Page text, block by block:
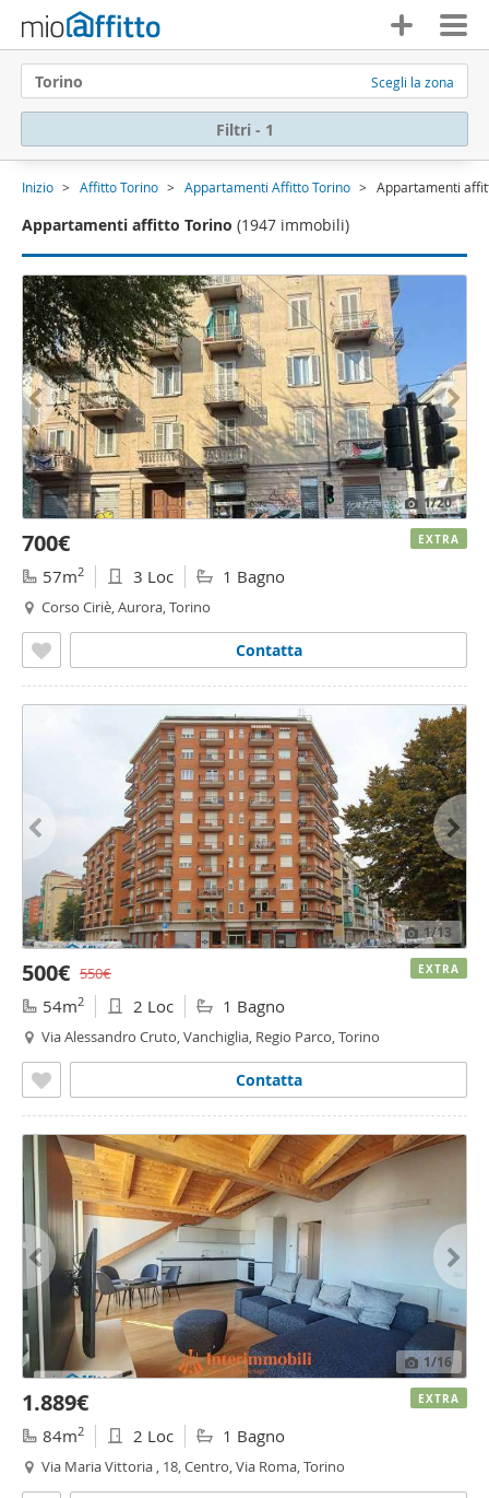
Torino Scegli la zona
Filtri - 1
Inizio Affitto Torino Appartamenti Affitto Torino Appartamenti
Appartamenti affitto Torino (1947 immobili)
1/20
700€
57m2 3 Loc 1 Bagno
Corso Ciriè, Aurora, Torino
Contatta
EXTRA
1/13
500€ 550€
54m2 2 Loc 1 Bagno
Via Alessandro Cruto, Vanchiglia, Regio Parco, Torino
Contatta
EXTRA
1/16
1.889€
84m2 2 Loc 1 Bagno
Via Maria Vittoria , 18, Centro, Via Roma, Torino
EXTRA